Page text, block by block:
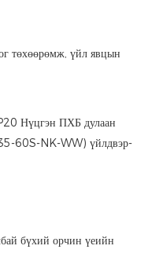
төхөөрөмж, үйл явцын
бүхий орчин үеийн